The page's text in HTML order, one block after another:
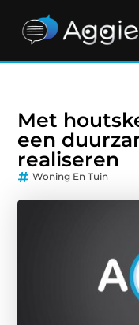
Met
een
realiseren
Woning En Tuin